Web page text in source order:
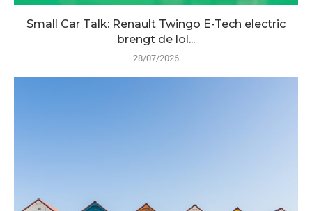
Small Car Talk: Renault Twingo E-Tech electric
brengt de lol...
28/07/2026